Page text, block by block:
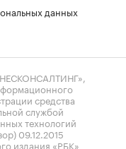
данных
средства
службой
технологий
09.12.2015
издания «РБК»